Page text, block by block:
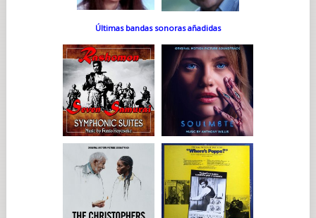
Últimas bandas sonoras añadidas